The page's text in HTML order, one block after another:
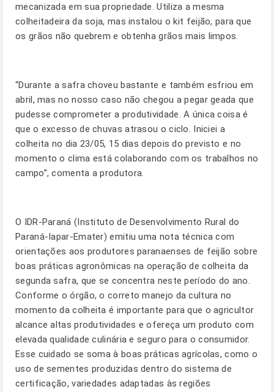
mecanizada em sua propriedade. Utiliza a mesma
colheitadeira da soja, mas instalou o kit feijão, para que
os grãos não quebrem e obtenha grãos mais limpos.
“Durante a safra choveu bastante e também esfriou em
abril, mas no nosso caso não chegou a pegar geada que
pudesse comprometer a produtividade. A única coisa é
que o excesso de chuvas atrasou o ciclo. Iniciei a
colheita no dia 23/05, 15 dias depois do previsto e no
momento o clima está colaborando com os trabalhos no
campo”, comenta a produtora.
O IDR-Paraná (Instituto de Desenvolvimento Rural do
Paraná-Iapar-Emater) emitiu uma nota técnica com
orientações aos produtores paranaenses de feijão sobre
boas práticas agronômicas na operação de colheita da
segunda safra, que se concentra neste período do ano.
Conforme o órgão, o correto manejo da cultura no
momento da colheita é importante para que o agricultor
alcance altas produtividades e ofereça um produto com
elevada qualidade culinária e seguro para o consumidor.
Esse cuidado se soma à boas práticas agrícolas, como o
uso de sementes produzidas dentro do sistema de
certificação, variedades adaptadas às regiões